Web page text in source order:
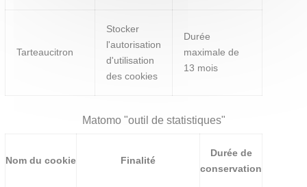
Tarteaucitron
Stocker
l'autorisation
d'utilisation
des cookies
Durée
maximale de
13 mois
Matomo "outil de statistiques"
Nom du cookie Finalité
Durée de
conservation